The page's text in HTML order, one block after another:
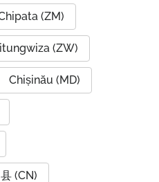
(ZM)
(ZW)
Chișinău (MD)
(CN)